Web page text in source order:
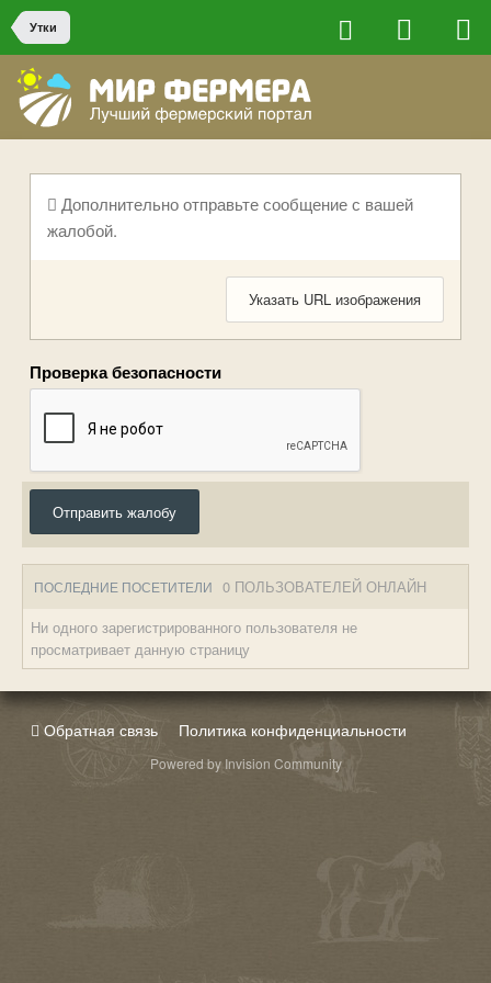
Утки
Дополнительно отправьте сообщение с вашей
жалобой.
Указать URL изображения
Проверка безопасности
Отправить жалобу
ПОСЛЕДНИЕ ПОСЕТИТЕЛИ 0 ПОЛЬЗОВАТЕЛЕЙ ОНЛАЙН
Ни одного зарегистрированного пользователя не
просматривает данную страницу
Обратная связь Политика конфиденциальности
Powered by Invision Community